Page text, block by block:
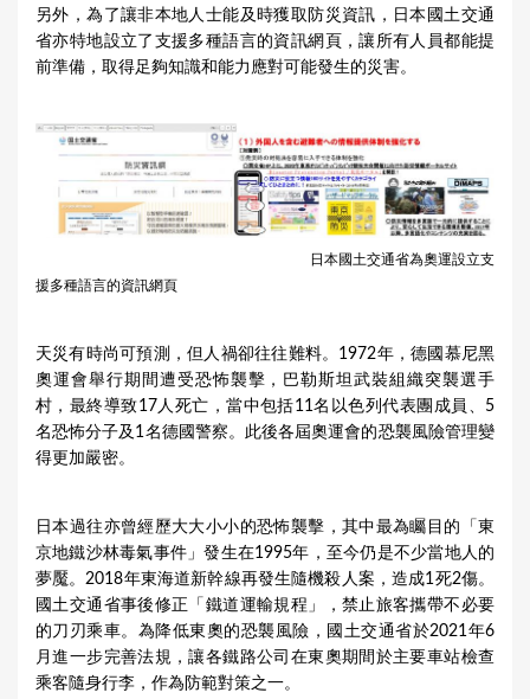
另外，為了讓非本地人士能及時獲取防災資訊，日本國土交通
省亦特地設立了支援多種語言的資訊網頁，讓所有人員都能提
前準備，取得足夠知識和能力應對可能發生的災害。
日本國土交通省為奧運設立支
援多種語言的資訊網頁
天災有時尚可預測，但人禍卻往往難料。1972年，德國慕尼黑
奧運會舉行期間遭受恐怖襲擊，巴勒斯坦武裝組織突襲選手
村，最終導致17人死亡，當中包括11名以色列代表團成員、5
名恐怖分子及1名德國警察。此後各屆奧運會的恐襲風險管理變
得更加嚴密。
日本過往亦曾經歷大大小小的恐怖襲擊，其中最為矚目的「東
京地鐵沙林毒氣事件」發生在1995年，至今仍是不少當地人的
夢魘。2018年東海道新幹線再發生隨機殺人案，造成1死2傷。
國土交通省事後修正「鐵道運輸規程」，禁止旅客攜帶不必要
的刀刃乘車。為降低東奧的恐襲風險，國土交通省於2021年6
月進一步完善法規，讓各鐵路公司在東奧期間於主要車站檢查
乘客隨身行李，作為防範對策之一。